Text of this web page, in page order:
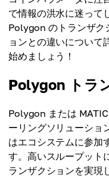
で情報の洪水に迷って
Polygon のトランザク
ョンとの違いについて
始めましょう！
Polygon トラ
Polygon または MATIC
ーリングソリューショ
はエコシステムに参加
す。高いスループット
ランザクションを実現